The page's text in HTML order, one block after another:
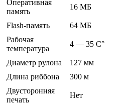
Оперативная
память
16 МБ
Flash-память
64 МБ
Рабочая
температура
4 — 35 C°
Диаметр рулона
127 мм
Длина риббона
300 м
Двусторонняя
печать
Нет